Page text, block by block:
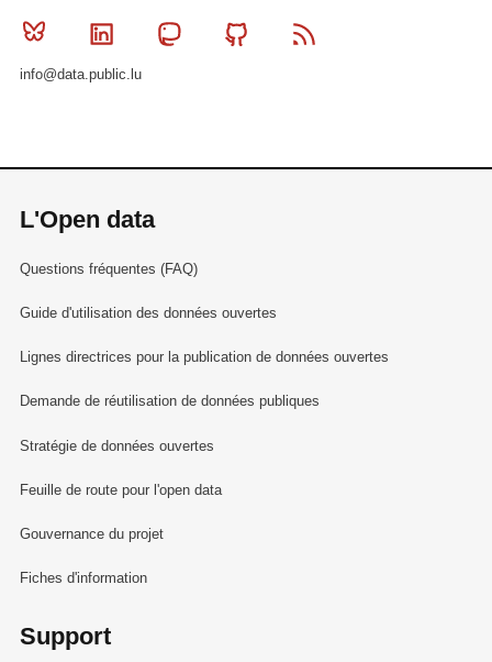
Bluesky Linkedin MastodonGithub
info@data.public.lu
L'Open data
Questions fréquentes (FAQ)
Guide d'utilisation des données ouvertes
Lignes directrices pour la publication de données ouvertes
Demande de réutilisation de données publiques
Stratégie de données ouvertes
Feuille de route pour l'open data
Gouvernance du projet
Fiches d'information
Support